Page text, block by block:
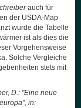
auch für
der USDA-Map
wurde die Tabelle
ist als dies die
Vorgehensweise
Solche Vergleiche
stets mit
D.: "Eine neue
in: